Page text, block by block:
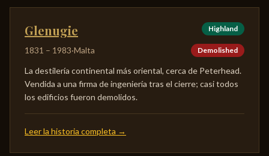
Glenugie Highland
1831 – 1983·Malta Demolished
La destilería continental más oriental, cerca de Peterhead.
Vendida a una firma de ingeniería tras el cierre; casi todos
los edificios fueron demolidos.
Leer la historia completa →